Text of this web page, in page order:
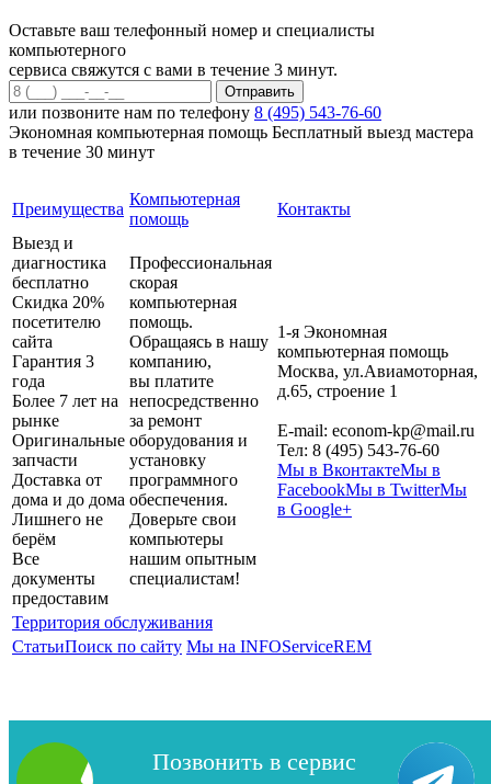
Оставьте ваш телефонный номер и специалисты
компьютерного
сервиса свяжутся с вами в течение 3 минут.
или позвоните нам по телефону 8 (495) 543-76-60
Экономная компьютерная помощь Бесплатный выезд мастера
в течение 30 минут
Преимущества
Компьютерная
помощь
Контакты
Выезд и
диагностика
бесплатно
Скидка 20%
посетителю
сайта
Гарантия 3
года
Более 7 лет на
рынке
Оригинальные
запчасти
Доставка от
дома и до дома
Лишнего не
берём
Все
документы
предоставим
Профессиональная
скорая
компьютерная
помощь.
Обращаясь в нашу
компанию,
вы платите
непосредственно
за ремонт
оборудования и
установку
программного
обеспечения.
Доверьте свои
компьютеры
нашим опытным
специалистам!
1-я Экономная
компьютерная помощь
Москва, ул.Авиамоторная,
д.65, строение 1
E-mail: econom-kp@mail.ru
Тел: 8 (495) 543-76-60
Мы в ВконтактеМы в
FacebookМы в TwitterМы
в Google+
Территория обслуживания
СтатьиПоиск по сайту Мы на INFOServiceREM
Copyright 2026| 1-я Компьютерная помощь. Сайт не является
публичной офертой.
Политика
Позвонить в сервис